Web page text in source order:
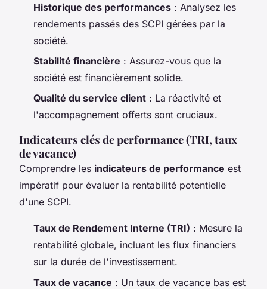
Historique des performances : Analysez les
rendements passés des SCPI gérées par la
société.
Stabilité financière : Assurez-vous que la
société est financièrement solide.
Qualité du service client : La réactivité et
l'accompagnement offerts sont cruciaux.
Indicateurs clés de performance (TRI, taux
de vacance)
Comprendre les indicateurs de performance est
impératif pour évaluer la rentabilité potentielle
d'une SCPI.
Taux de Rendement Interne (TRI) : Mesure la
rentabilité globale, incluant les flux financiers
sur la durée de l'investissement.
Taux de vacance : Un taux de vacance bas est